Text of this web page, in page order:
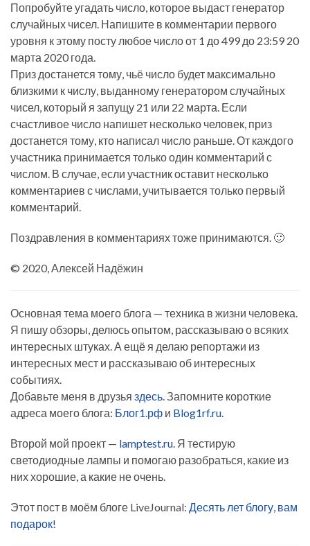
Попробуйте угадать число, которое выдаст генератор
случайных чисел. Напишите в комментарии первого
уровня к этому посту любое число от 1 до 499 до 23:59 20
марта 2020 года.
Приз достанется тому, чьё число будет максимально
близкими к числу, выданному генератором случайных
чисел, который я запущу 21 или 22 марта. Если
счастливое число напишет несколько человек, приз
достанется тому, кто написал число раньше. От каждого
участника принимается только один комментарий с
числом. В случае, если участник оставит несколько
комментариев с числами, учитывается только первый
комментарий.
Поздравления в комментариях тоже принимаются. 🙂
© 2020, Алексей Надёжин
Основная тема моего блога — техника в жизни человека.
Я пишу обзоры, делюсь опытом, рассказываю о всяких
интересных штуках. А ещё я делаю репортажи из
интересных мест и рассказываю об интересных
событиях.
Добавьте меня в друзья здесь. Запомните короткие
адреса моего блога: Блог1.рф и Blog1rf.ru.
Второй мой проект — lamptest.ru. Я тестирую
светодиодные лампы и помогаю разобраться, какие из
них хорошие, а какие не очень.
Этот пост в моём блоге LiveJournal: Десять лет блогу, вам
подарок!